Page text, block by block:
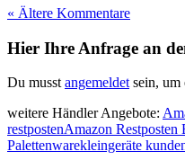
« Ältere Kommentare
Hier Ihre Anfrage an
Du musst angemeldet sein, um
weitere Händler Angebote:
restpostenAmazon Restposten
Palettenwarekleingeräte